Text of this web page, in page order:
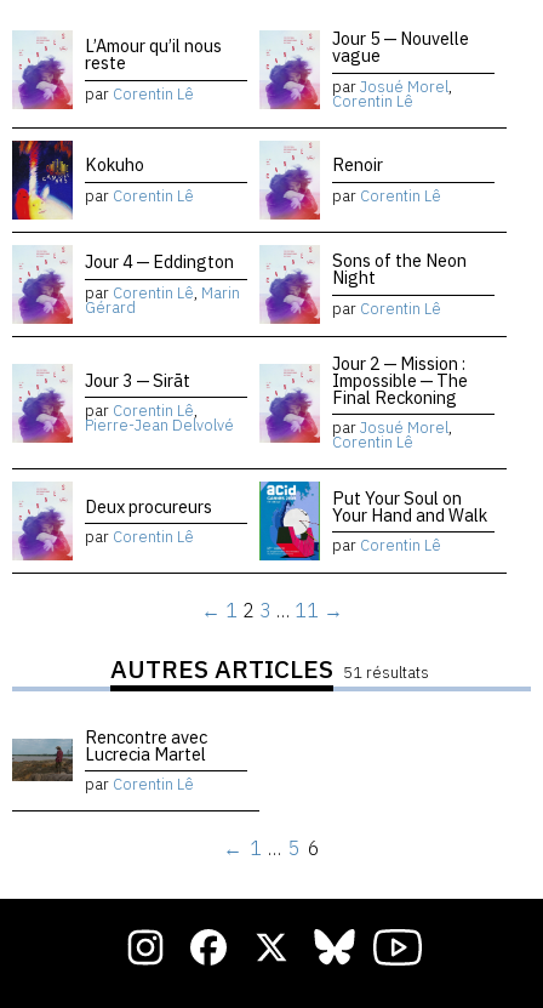
L’Amour qu’il nous
reste
par Corentin Lê
Jour 5 — Nouvelle
vague
parJosué Morel,
Corentin Lê
Kokuho
par Corentin Lê
Renoir
par Corentin Lê
Jour 4 — Eddington
par Corentin Lê, Marin
Gérard
Sons of the Neon
Night
par Corentin Lê
Jour 3 — Sirāt
par Corentin Lê,
Pierre-Jean Delvolvé
Jour 2 — Mission :
Impossible — The
Final Reckoning
parJosué Morel,
Corentin Lê
Deux procureurs
par Corentin Lê
Put Your Soul on
Your Hand and Walk
par Corentin Lê
← 1 2 3 … 11 →
AUTRES ARTICLES 51 résultats
Rencontre avec
Lucrecia Martel
par Corentin Lê
← 1 … 5 6